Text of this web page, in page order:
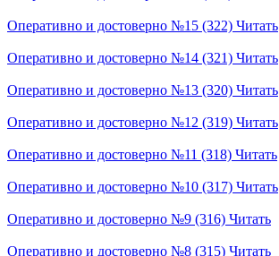
Оперативно и достоверно №15 (322) Читать
Оперативно и достоверно №14 (321) Читать
Оперативно и достоверно №13 (320) Читать
Оперативно и достоверно №12 (319) Читать
Оперативно и достоверно №11 (318) Читать
Оперативно и достоверно №10 (317) Читать
Оперативно и достоверно №9 (316) Читать
Оперативно и достоверно №8 (315) Читать